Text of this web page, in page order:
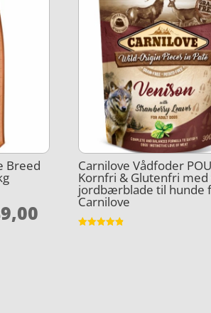
Breed
aktuelle
Carnilove Vådfoder
Kornfri & Glutenfri med
jordbærblade til hunde
Carnilove